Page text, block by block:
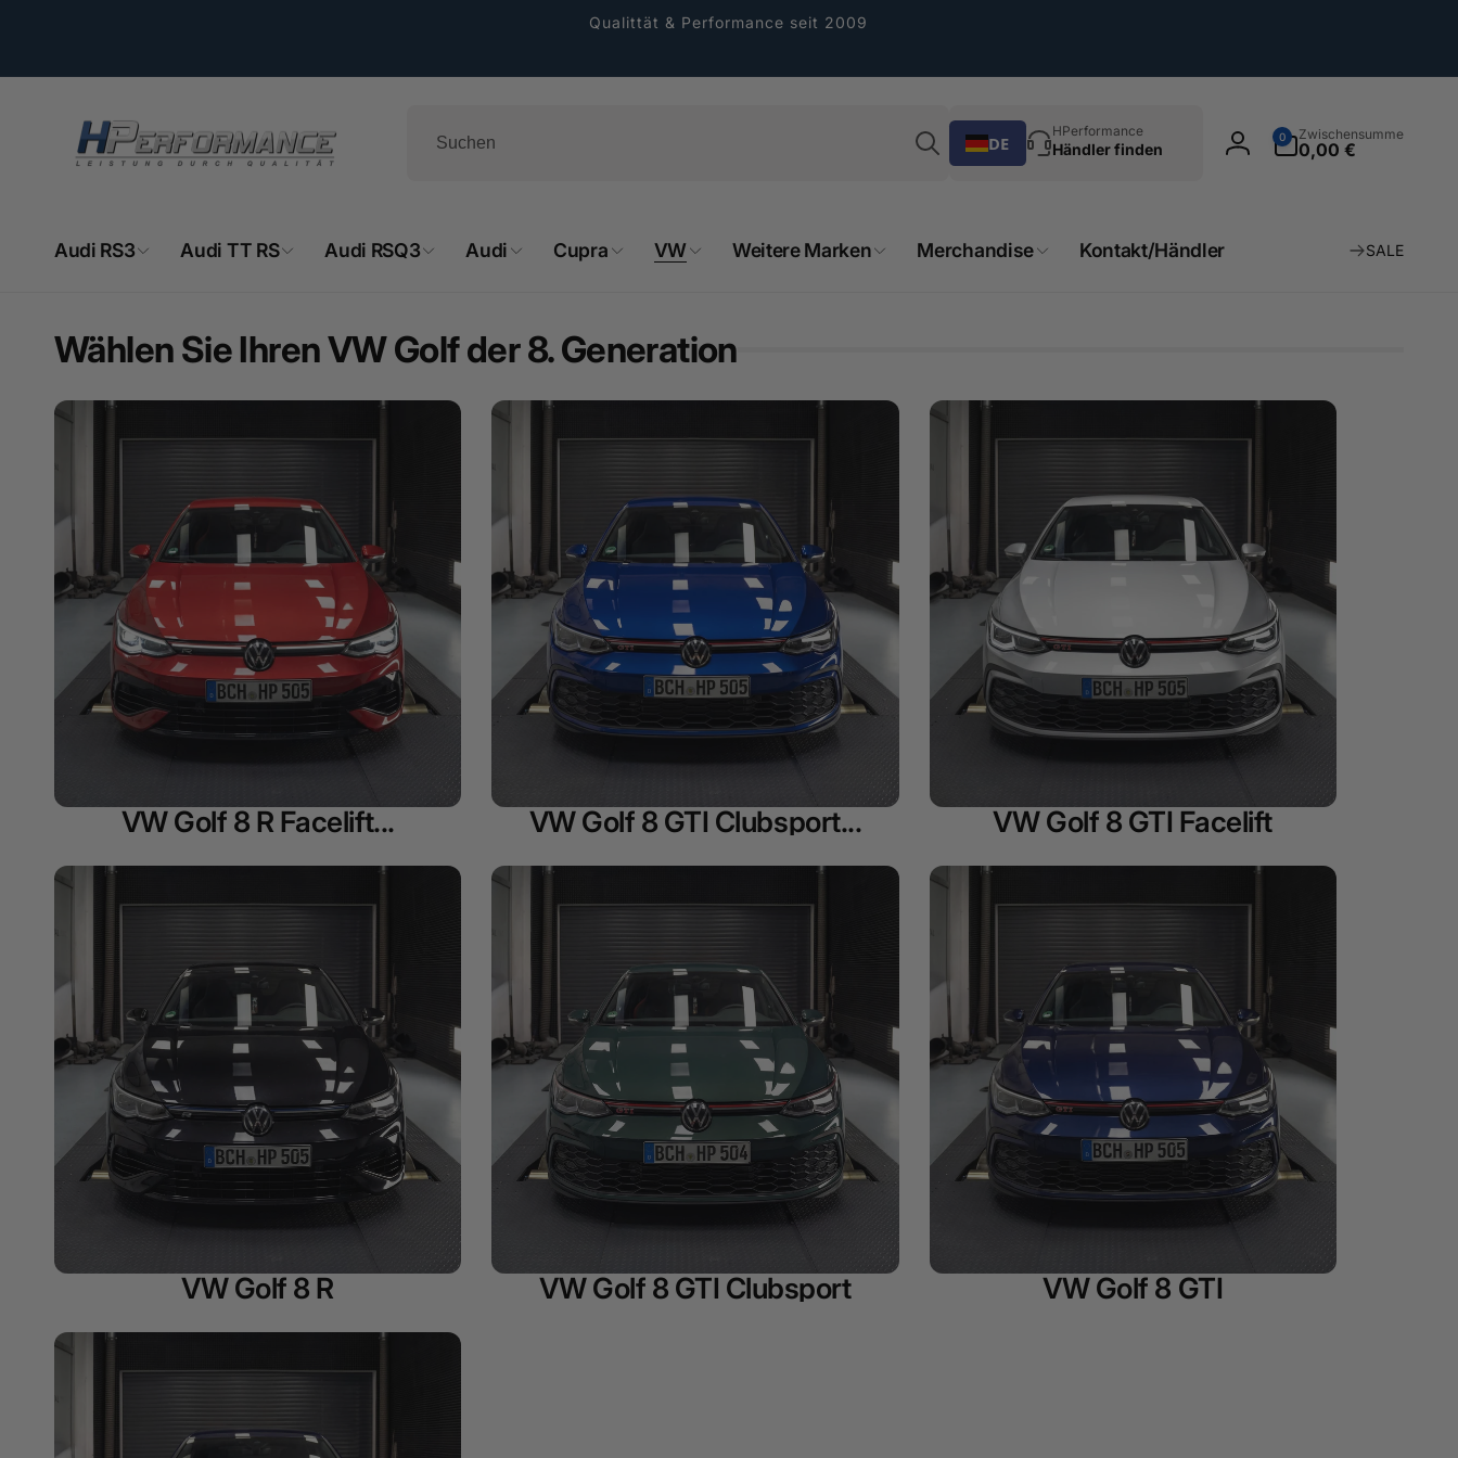
Qualittät & Performance seit 2009
Suchen
DE
HPerformance
Händler finden Einloggen
0
Artikel
Zwischensumme
0,00 €
Audi RS3 Audi TT RS Audi RSQ3 Audi Cupra VW Weitere Marken Merchandise Kontakt/Händler SALE
Wählen Sie Ihren VW Golf der 8. Generation
VW Golf 8 R Facelift... VW Golf 8 GTI Clubsport... VW Golf 8 GTI Facelift
VW Golf 8 R VW Golf 8 GTI Clubsport VW Golf 8 GTI